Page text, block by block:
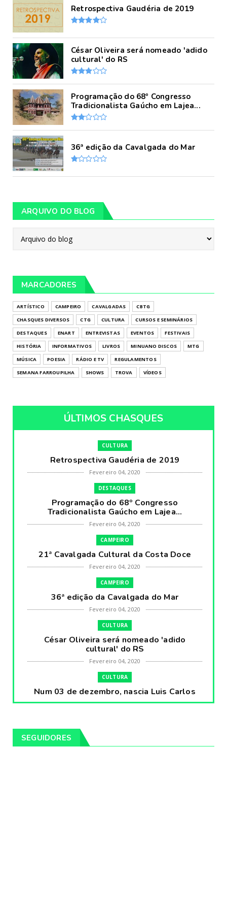
Retrospectiva Gaudéria de 2019
César Oliveira será nomeado 'adido
cultural' do RS
Programação do 68º Congresso
Tradicionalista Gaúcho em Lajea...
36ª edição da Cavalgada do Mar
ARQUIVO DO BLOG
MARCADORES
ARTÍSTICO CAMPEIRO CAVALGADAS
CBTG
CHASQUES DIVERSOS
CTG CULTURA
CURSOS E SEMINÁRIOS
DESTAQUES
ENART ENTREVISTAS EVENTOS
FESTIVAIS
HISTÓRIA
INFORMATIVOS LIVROS MINUANO DISCOS
MTG
MÚSICA
POESIA RÁDIO E TV
REGULAMENTOS
SEMANA FARROUPILHA
SHOWS TROVA VÍDEOS
ÚLTIMOS CHASQUES
CULTURA
Retrospectiva Gaudéria de 2019
Fevereiro 04, 2020
DESTAQUES
Programação do 68º Congresso
Tradicionalista Gaúcho em Lajea...
Fevereiro 04, 2020
CAMPEIRO
21ª Cavalgada Cultural da Costa Doce
Fevereiro 04, 2020
CAMPEIRO
36ª edição da Cavalgada do Mar
Fevereiro 04, 2020
CULTURA
César Oliveira será nomeado 'adido
cultural' do RS
Fevereiro 04, 2020
CULTURA
Num 03 de dezembro, nascia Luis Carlos
Prestes, o Cavaleiro ...
Pintores da Temática Gauchesca - parte
SEGUIDORES